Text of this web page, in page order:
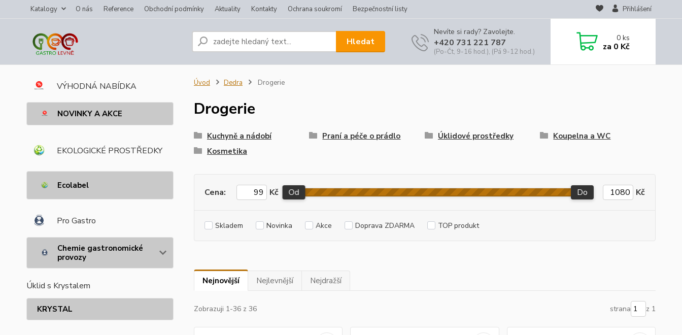
Katalogy O nás Reference Obchodní podmínky Aktuality Kontakty Ochrana soukromí Bezpečnostní listy Přihlášení
Hledat
Nevíte si rady? Zavolejte.
+420 731 221 787
(Po-Čt, 9-16 hod.), (Pá 9-12 hod.)
0ks
za 0 Kč
VÝHODNÁ NABÍDKA
NOVINKY A AKCE
EKOLOGICKÉ PROSTŘEDKY
Ecolabel
Pro Gastro
Chemie gastronomické
provozy
Úklid s Krystalem
KRYSTAL
Úvod Dedra Drogerie
Drogerie
Kuchyně a nádobí Praní a péče o prádlo Úklidové prostředky
Koupelna a WC
Kosmetika
Cena: Kč Od Do Kč
Skladem Novinka Akce Doprava ZDARMA TOP produkt
Nejnovější Nejlevnější Nejdražší
Zobrazuji 1-36 z 36 strana z 1